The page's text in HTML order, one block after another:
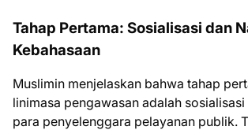
Tahap Pertama: Sosialisasi dan
Kebahasaan
Muslimin menjelaskan bahwa tahap
linimasa pengawasan adalah
para penyelenggara pelayanan publik.